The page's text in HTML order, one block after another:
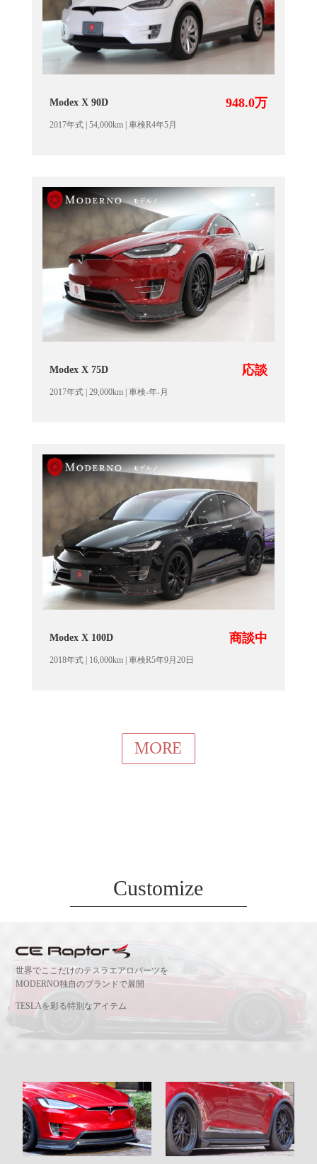
Modex X 90D 948.0万
2017年式 | 54,000km | 車検R4年5月
Modex X 75D 応談
2017年式 | 29,000km | 車検-年-月
Modex X 100D 商談中
2018年式 | 16,000km | 車検R5年9月20日
MORE
Customize
世界でここだけのテスラエアロパーツを
MODERNO独自のブランドで展開
TESLAを彩る特別なアイテム